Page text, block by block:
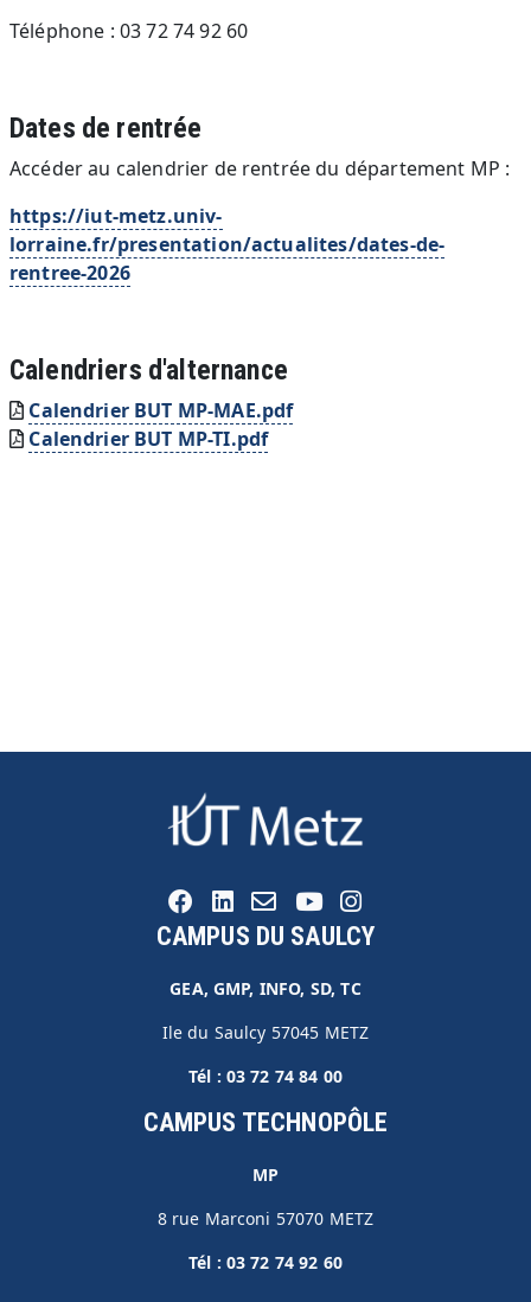
Téléphone : 03 72 74 92 60
Dates de rentrée
Accéder au calendrier de rentrée du département MP :
https://iut-metz.univ-
lorraine.fr/presentation/actualites/dates-de-
rentree-2026
Calendriers d'alternance
Document
Calendrier BUT MP-MAE.pdf
Document
Calendrier BUT MP-TI.pdf
CAMPUS DU SAULCY
GEA, GMP, INFO, SD, TC
Ile du Saulcy 57045 METZ
Tél : 03 72 74 84 00
CAMPUS TECHNOPÔLE
MP
8 rue Marconi 57070 METZ
Tél : 03 72 74 92 60